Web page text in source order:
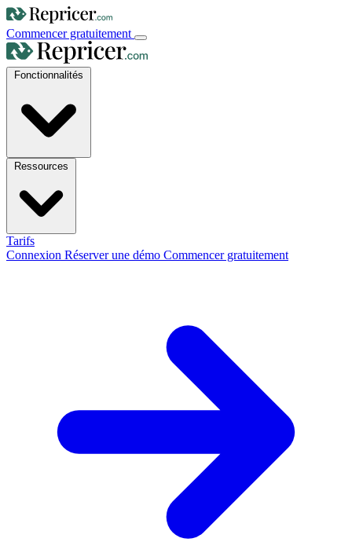
Commencer gratuitement
Tarifs
Connexion Réserver une démo Commencer gratuitement